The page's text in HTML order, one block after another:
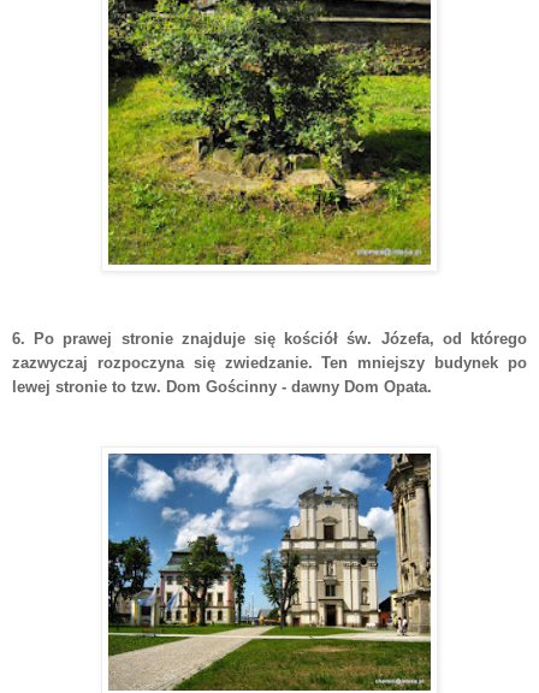
6. Po prawej stronie znajduje się kościół św. Józefa, od którego
zazwyczaj rozpoczyna się zwiedzanie. Ten mniejszy budynek po
lewej stronie to tzw. Dom Gościnny - dawny Dom Opata.